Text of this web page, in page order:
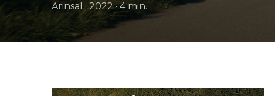
Arinsal · 2022 · 4 min.